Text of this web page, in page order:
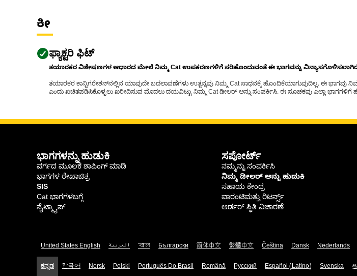
ಕೀ
ಫ್ಯಾಕ್ಟರಿ ಫಿಟ್
ತಯಾರಕರ ವಿಶೇಷಣಗಳ ಆಧಾರದ ಮೇಲೆ ನಿಮ್ಮ Cat ಉಪಕರಣಗಳಿಗೆ ಸರಿಹೊಂದುವಂತೆ ಈ ಭಾಗವನ್ನು
ತಯಾರಕರ ಕಾನ್ಫಿಗರೇಶನ್‌ನಲ್ಲಿನ ಯಾವುದೇ ಬದಲಾವಣೆಗಳು ಉತ್ಪನ್ನವು ನಿಮ್ಮ Cat ಸಾಧನಕ್ಕೆ ಹೊಂದಿಕೆಯಾಗುವುದಿಲ್ಲ. ಈ ಭಾಗವು
ಎಂದು ಖಚಿತಪಡಿಸಿಕೊಳ್ಳಲು ಖರೀದಿಸುವ ಮೊದಲು ದಯವಿಟ್ಟು ನಿಮ್ಮ Cat ಡೀಲರ್ ಅನ್ನು ಸಂಪರ್ಕಿಸಿ. ಈ ಸೂಚಕವು ಎಲ್ಲಾ ಭಾಗಗಳಿಗೆ
ಭಾಗಗಳನ್ನು ಹುಡುಕಿ
ವರ್ಗದ ಮೂಲಕ ಶಾಪಿಂಗ್ ಮಾಡಿ
ಭಾಗಗಳ ರೇಖಾಚಿತ್ರ
SIS
Cat ಭಾಗಗಳಬಗ್ಗೆ
ಸೈಟ್ಮ್ಯಾಪ್
ಸಪೋರ್ಟ್
ನಮ್ಮನ್ನು ಸಂಪರ್ಕಿಸಿ
ನಿಮ್ಮ ಡೀಲರ್ ಅನ್ನು ಹುಡುಕಿ
ಸಹಾಯ ಕೇಂದ್ರ
ವಾರಂಟಿಮತ್ತು ರಿಟರ್ನ್ಸ್
ಆರ್ಡರ್ ಸ್ಥಿತಿ ವಿಚಾರಣೆ
United States English العربية বাংলা Български 简体中文 繁體中文 Čeština Dansk Nederlands
ಕನ್ನಡ 한국어 Norsk Polski Português Do Brasil Română Русский Español (Latino) Svenska